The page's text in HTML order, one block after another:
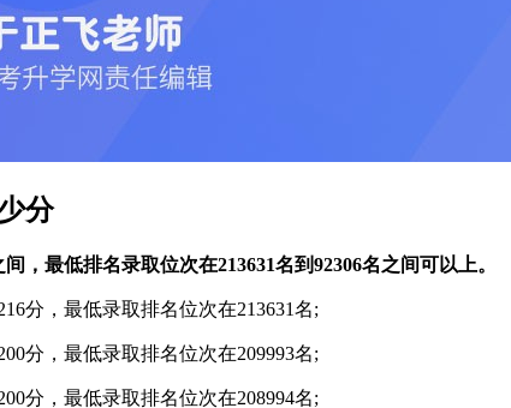
分
，最低排名录取位次在213631名到92306名之间可以上。
分，最低录取排名位次在213631名;
分，最低录取排名位次在209993名;
分，最低录取排名位次在208994名;